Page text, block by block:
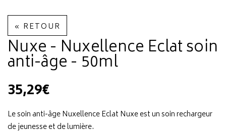
« RETOUR
Nuxe - Nuxellence Eclat soin
anti-âge - 50ml
35,29€
Le soin anti-âge Nuxellence Eclat Nuxe est un soin rechargeur
de jeunesse et de lumière.